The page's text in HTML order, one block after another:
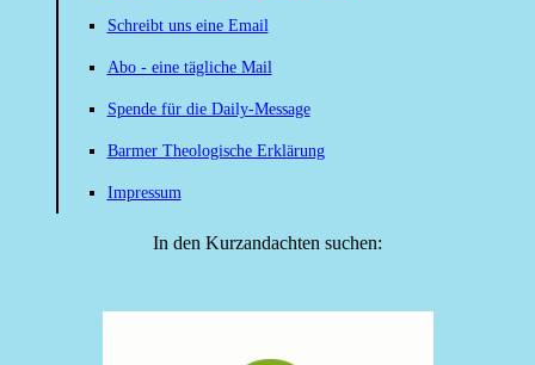
Schreibt uns eine Email
Abo - eine tägliche Mail
Spende für die Daily-Message
Barmer Theologische Erklärung
Impressum
In den Kurzandachten suchen: